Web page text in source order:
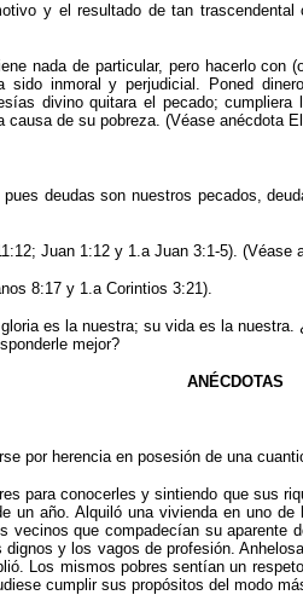
y el resultado de tan
nada de particular, pero hacerlo
sido inmoral y perjudicial. Poned
divino quitara el pecado;
de su pobreza. (Véase anécdota
deu­das son nuestros pecados,
Juan 1:12 y 1.a Juan 3:1-5). (Véase
8:17 y 1.a Corintios 3:21).
es la nuestra; su vida es la
mejor?
ANÉCDOTAS
por herencia en posesión de una
para conocerles y sintiendo que sus
un año. Alquiló una vivienda en uno
vecinos que compadecían su
y los vagos de profesión.
Los mismos pobres sentían un
cumplir sus propósitos del modo